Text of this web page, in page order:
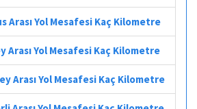
Arası Yol Mesafesi Kaç Kilometre
Arası Yol Mesafesi Kaç Kilometre
Arası Yol Mesafesi Kaç Kilometre